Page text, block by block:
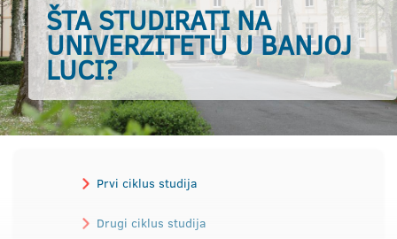
ŠTA STUDIRATI NA
UNIVERZITETU U BANJOJ
LUCI?
Prvi ciklus studija
Drugi ciklus studija